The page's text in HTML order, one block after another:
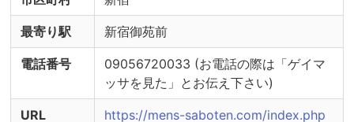
最寄り駅 新宿御苑前
電話番号
09056720033 (お電話の際は「ゲイマ
ッサを見た」とお伝え下さい)
URL https://mens-saboten.com/index.php